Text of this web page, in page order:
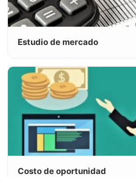
Estudio de mercado
Costo de oportunidad